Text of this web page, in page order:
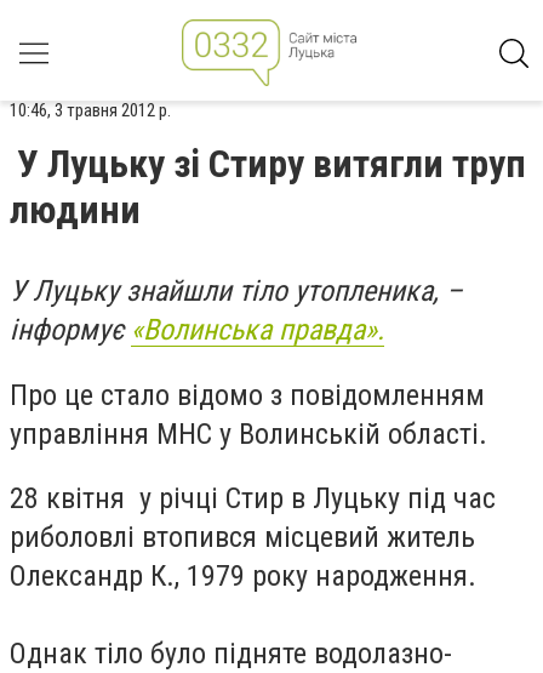
10:46, 3 травня 2012 р.
У Луцьку зі Стиру витягли труп
людини
У Луцьку знайшли тіло утопленика, –
інформує «Волинська правда».
Про це стало відомо з повідомленням
управління МНС у Волинській області.
28 квітня у річці Стир в Луцьку під час
риболовлі втопився місцевий житель
Олександр К., 1979 року народження.
Однак тіло було підняте водолазно-